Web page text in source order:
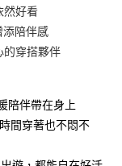
行
業銀行
行
然好看
添陪伴感
的穿搭夥伴
陪伴帶在身上
間穿著也不悶不